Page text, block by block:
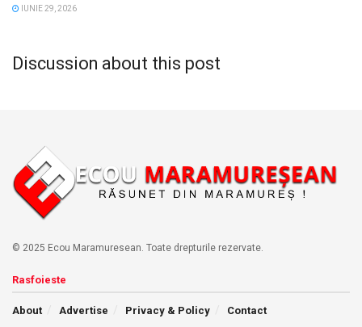
IUNIE 29, 2026
Discussion about this post
© 2025 Ecou Maramuresean. Toate drepturile rezervate.
Rasfoieste
About Advertise Privacy & Policy Contact